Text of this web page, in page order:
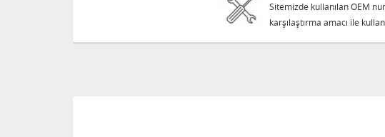
Sitemizde kullanılan OEM
karşılaştırma amacı ile